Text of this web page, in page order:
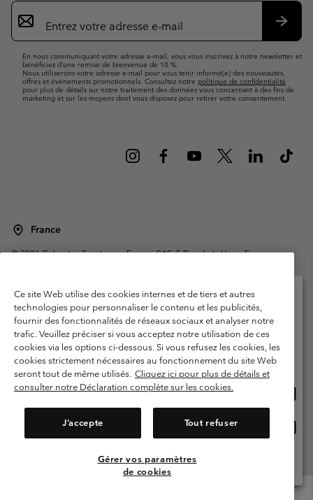
Inscription
par
e-
En nous communiquant votre adresse e-mail, vous vous inscrivez à notre newsletter et
bénéficiez d’une remise de bienvenue de 10 %.
Nous utiliserons votre adresse e-mail pour vous tenir informé(e) des nouveautés,
offres et événements promotionnels. Consultez notre politique de confidentialité
pour plus de détails sur notre traitement des données vous concernant à des fins de
marketing et sur les moyens dont vous disposez pour retirer votre consentement.
France
©2026Columbia Sportswear Europe SAS. 5 Rue de la Haye, Espace
Garanties Légales
Politique de confidentialité
Conditions d'utilisation - Membres
Conditions D'utilisation - Contenu généré par l'utilisateur
Impressum
Cookies
Public CBCR
Ce site Web utilise des cookies internes et de tiers et autres
technologies pour personnaliser le contenu et les publicités,
fournir des fonctionnalités de réseaux sociaux et analyser notre
trafic. Veuillez préciser si vous acceptez notre utilisation de ces
cookies via les options ci-dessous. Si vous refusez les cookies, les
cookies strictement nécessaires au fonctionnement du site Web
seront tout de même utilisés. Cliquez ici pour plus de détails et
consulter notre Déclaration complète sur les cookies.
J’accepte Tout refuser
Gérer vos paramètres
de cookies
Veuillez sélectionner votre pays d’expédition et
votre langue
Achats en ligne disponibles
United States
ligne
France
Voir Tous Les Pays